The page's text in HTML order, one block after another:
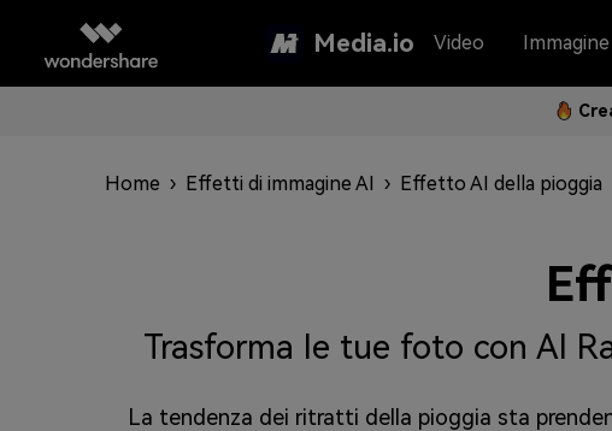
Media.io Video Immagine
Home › Effetti di immagine AI › Effetto AI della pioggia
Trasforma le tue foto con AI
La tendenza dei ritratti della pioggia sta